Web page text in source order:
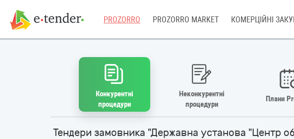
PROZORRO PROZORRO MARKET КОМЕРЦІЙНІ
Конкурентні
процедури
Неконкурентні
процедури
Плани
Тендери замовника "Державна установа "Центр